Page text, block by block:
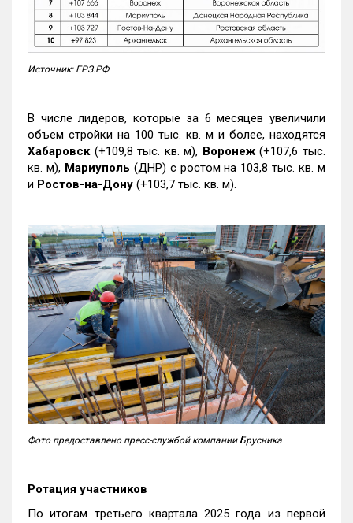
Источник: ЕРЗ.РФ
В числе лидеров, которые за 6 месяцев увеличили
объем стройки на 100 тыс. кв. м и более, находятся
Хабаровск (+109,8 тыс. кв. м), Воронеж(+107,6 тыс.
кв. м), Мариуполь (ДНР) с ростом на 103,8 тыс. кв. м
и Ростов-на-Дону (+103,7 тыс. кв. м).
Фото предоставлено пресс-службой компании Брусника
Ротация участников
По итогам третьего квартала 2025 года из первой